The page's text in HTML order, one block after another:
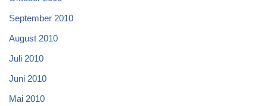
September 2010
August 2010
Juli 2010
Juni 2010
Mai 2010